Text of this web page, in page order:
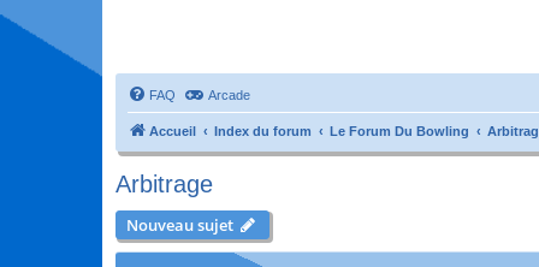
FAQ Arcade
Accueil Index du forum Le Forum Du Bowling
Arbitrage
Nouveau sujet